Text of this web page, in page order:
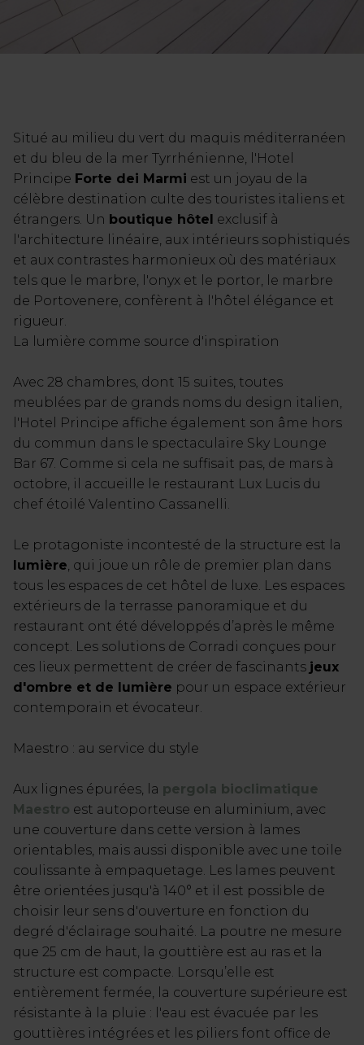
Situé au milieu du vert du maquis méditerranéen
et du bleu de la mer Tyrrhénienne, l'Hotel
Principe Forte dei Marmi est un joyau de la
célèbre destination culte des touristes italiens et
étrangers. Un boutique hôtel exclusif à
l'architecture linéaire, aux intérieurs sophistiqués
et aux contrastes harmonieux où des matériaux
tels que le marbre, l'onyx et le portor, le marbre
de Portovenere, confèrent à l'hôtel élégance et
rigueur.
La lumière comme source d'inspiration
Avec 28 chambres, dont 15 suites, toutes
meublées par de grands noms du design italien,
l'Hotel Principe affiche également son âme hors
du commun dans le spectaculaire Sky Lounge
Bar 67. Comme si cela ne suffisait pas, de mars à
octobre, il accueille le restaurant Lux Lucis du
chef étoilé Valentino Cassanelli.
Le protagoniste incontesté de la structure est la
lumière, qui joue un rôle de premier plan dans
tous les espaces de cet hôtel de luxe. Les espaces
extérieurs de la terrasse panoramique et du
restaurant ont été développés d’après le même
concept. Les solutions de Corradi conçues pour
ces lieux permettent de créer de fascinants jeux
d'ombre et de lumière pour un espace extérieur
contemporain et évocateur.
Maestro : au service du style
Aux lignes épurées, la pergola bioclimatique
Maestro est autoporteuse en aluminium, avec
une couverture dans cette version à lames
orientables, mais aussi disponible avec une toile
coulissante à empaquetage. Les lames peuvent
être orientées jusqu'à 140° et il est possible de
choisir leur sens d'ouverture en fonction du
degré d'éclairage souhaité. La poutre ne mesure
que 25 cm de haut, la gouttière est au ras et la
structure est compacte. Lorsqu’elle est
entièrement fermée, la couverture supérieure est
résistante à la pluie : l'eau est évacuée par les
gouttières intégrées et les piliers font office de